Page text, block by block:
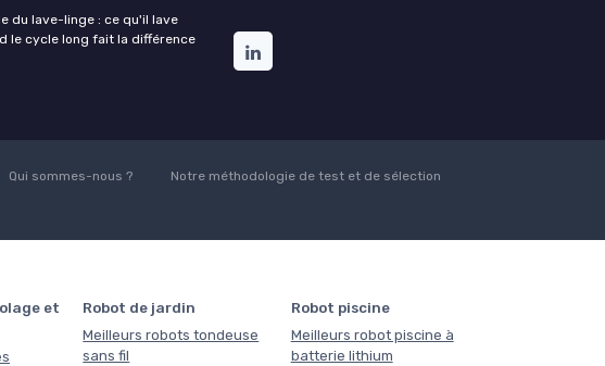
du lave-linge : ce qu'il lave
le cycle long fait la différence
Qui sommes-nous ?
Notre méthodologie de test et de sélection
et
Robot de jardin
Meilleurs robots tondeuse
sans fil
Robot piscine
Meilleurs robot piscine à
batterie lithium